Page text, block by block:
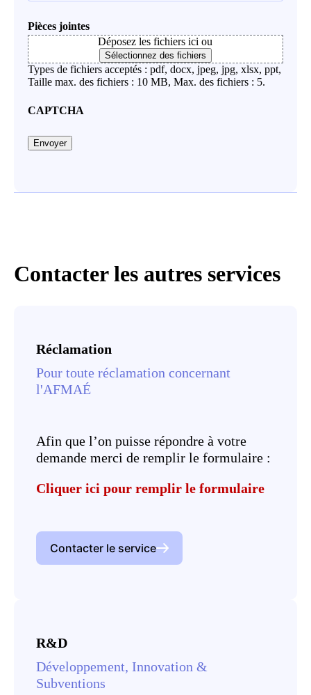
Pièces jointes
Déposez les fichiers ici ou
Sélectionnez des fichiers
Types de fichiers acceptés : pdf, docx, jpeg, jpg, xlsx, ppt,
Taille max. des fichiers : 10 MB, Max. des fichiers : 5.
CAPTCHA
Envoyer
Contacter les autres services
Réclamation
Pour toute réclamation concernant
l'AFMAÉ
Afin que l’on puisse répondre à votre
demande merci de remplir le formulaire :
Cliquer ici pour remplir le formulaire
Contacter le service
R&D
Développement, Innovation &
Subventions